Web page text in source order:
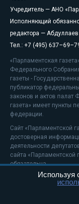
Учредитель — АНО
Исполняющий
редактора —
Тел.: +7 (495)
«Парламентская
Федерального
газеты -
публикатор
законов и актов палат
газета» имеет пункты
федерации.
Сайт «Парламентской
достоверная
деятельности
сайта «Парламентской
обязательна.
На информационном
Положение о защите
Используя